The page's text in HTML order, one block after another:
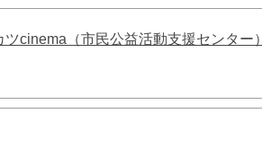
ツcinema（市民公益活動支援センター）